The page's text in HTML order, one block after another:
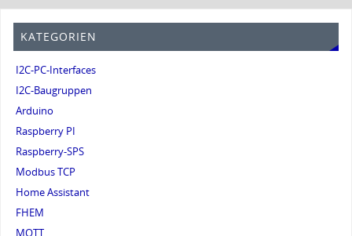
KATEGORIEN
I2C-PC-Interfaces
I2C-Baugruppen
Arduino
Raspberry PI
Raspberry-SPS
Modbus TCP
Home Assistant
FHEM
MQTT